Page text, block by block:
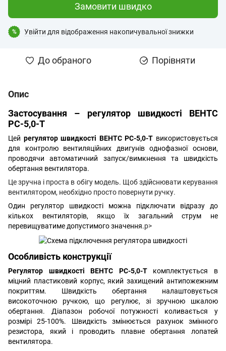
Замовити швидко
% Увійти для відображення накопичувальної знижки
До обраного Порівняти
Опис
Застосування – регулятор швидкості ВЕНТС
РС-5,0-Т
Цей регулятор швидкості ВЕНТС РС-5,0-Т використовується
для контролю вентиляційних двигунів однофазної основи,
проводячи автоматичний запуск/вимкнення та швидкість
обертання вентилятора.
Це зручна і проста в обігу модель. Щоб здійснювати керування
вентилятором, необхідно просто повернути ручку.
Один регулятор швидкості можна підключати відразу до
кількох вентиляторів, якщо їх загальний струм не
перевищуватиме допустимого значення.p>
Особливість конструкції
Регулятор швидкості ВЕНТС РС-5,0-Ткомплектується в
міцний пластиковий корпус, який захищений антипожежним
покриттям. Швидкість обертання налаштовується
високоточною ручкою, що регулює, зі зручною шкалою
обертання. Діапазон робочої потужності коливається у
розмірі 25-100%. Швидкість змінюється рахунок змінного
резистора, який і проводить плавне обертання лопатей
вентилятора.